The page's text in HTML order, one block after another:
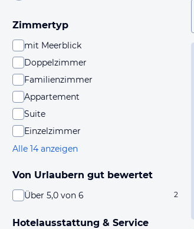
Zimmertyp
mit Meerblick
Doppelzimmer
Familienzimmer
Appartement
Suite
Einzelzimmer
Alle 14 anzeigen
Von Urlaubern gut bewertet
Über 5,0 von 6 2
Hotelausstattung & Service